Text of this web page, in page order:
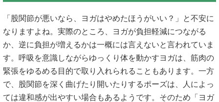
「股関節が悪いなら、ヨガはやめたほうがいい？」と不安に
なりますよね。実際のところ、ヨガが負担軽減につながる
か、逆に負担が増えるかは一概には言えないと言われていま
す。呼吸を意識しながらゆっくり体を動かすヨガは、筋肉の
緊張をゆるめる目的で取り入れられることもあります。一方
で、股関節を深く曲げたり開いたりするポーズは、人によっ
ては違和感が出やすい場合もあるようです。そのため「ヨガ